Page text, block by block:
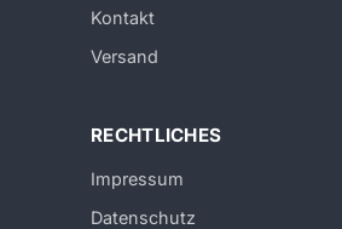
Kontakt
Versand
RECHTLICHES
Impressum
Datenschutz